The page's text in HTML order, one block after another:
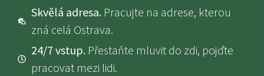
Skvělá adresa.Pracujte na adrese, kterou
zná celá Ostrava.
24/7 vstup.Přestaňte mluvit do zdi, pojďte
pracovat mezi lidi.